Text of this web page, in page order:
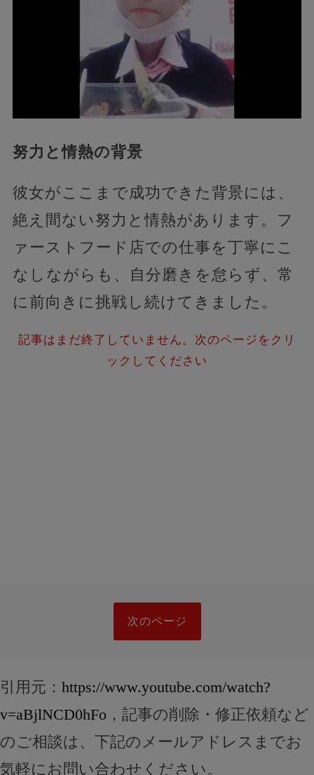
努力と情熱の背景
彼女がここまで成功できた背景には、
絶え間ない努力と情熱があります。フ
ァーストフード店での仕事を丁寧にこ
なしながらも、自分磨きを怠らず、常
に前向きに挑戦し続けてきました。
記事はまだ終了していません。次のページをクリ
ックしてください
次のページ
引用元： https://www.youtube.com/watch?
v=aBjlNCD0hFo ，記事の削除・修正依頼など
のご相談は、下記のメールアドレスまでお
気軽にお問い合わせください。